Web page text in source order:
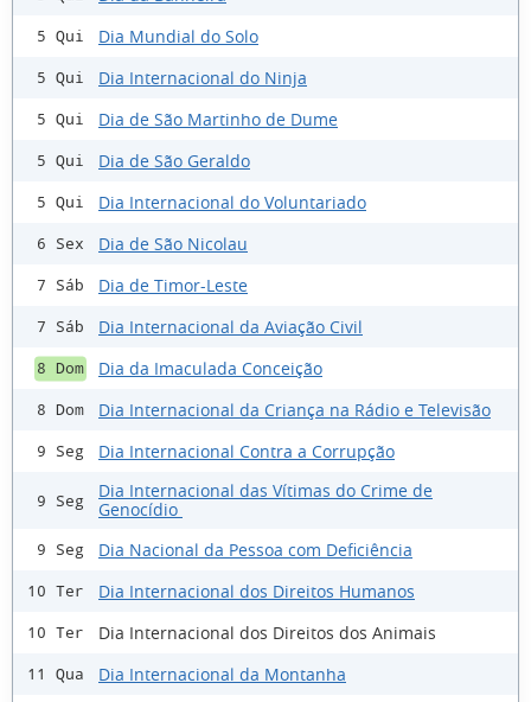
5 Qui Dia Mundial do Solo
5 Qui Dia Internacional do Ninja
5 Qui Dia de São Martinho de Dume
5 Qui Dia de São Geraldo
5 Qui Dia Internacional do Voluntariado
6 Sex Dia de São Nicolau
7 Sáb Dia de Timor-Leste
7 Sáb Dia Internacional da Aviação Civil
8 Dom Dia da Imaculada Conceição
8 Dom Dia Internacional da Criança na Rádio e Televisão
9 Seg Dia Internacional Contra a Corrupção
9 Seg
Dia Internacional das Vítimas do Crime de
Genocídio
9 Seg Dia Nacional da Pessoa com Deficiência
10 Ter Dia Internacional dos Direitos Humanos
10 Ter Dia Internacional dos Direitos dos Animais
11 Qua Dia Internacional da Montanha